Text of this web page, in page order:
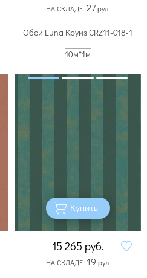
НА СКЛАДЕ: 27рул.
Обои Luna Круиз CRZ11-018-1
10м*1м
Купить
15 265 руб.
НА СКЛАДЕ: 19 рул.